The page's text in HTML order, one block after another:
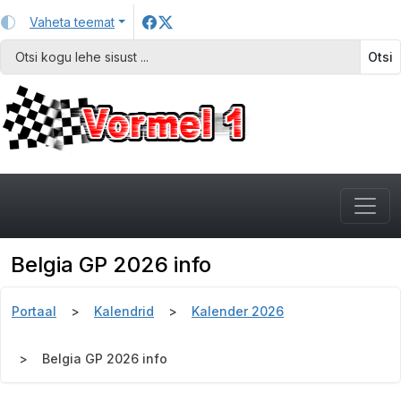
Vaheta teemat
Otsi
Belgia GP 2026 info
Portaal Kalendrid Kalender 2026
Belgia GP 2026 info